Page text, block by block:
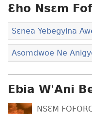
Ɛho Nsɛm
Sɛnea Yebegyina
Asomdwoe Ne
Ebia W'Ani
NSƐM